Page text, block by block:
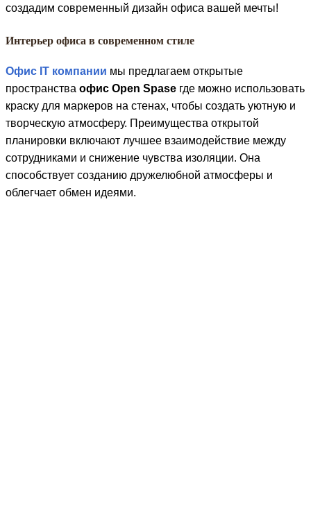
создадим современный дизайн офиса вашей мечты!
Интерьер офиса в современном стиле​​
Офис IT компании мы предлагаем открытые
пространства офис Open Spase где можно использовать
краску для маркеров на стенах, чтобы создать уютную и
творческую атмосферу. Преимущества открытой
планировки включают лучшее взаимодействие между
сотрудниками и снижение чувства изоляции. Она
способствует созданию дружелюбной атмосферы и
облегчает обмен идеями.